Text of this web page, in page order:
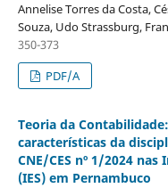
Annelise Torres da Costa,
Souza, Udo Strassburg,
350-373
PDF/A
Teoria da
características da
CNE/CES nº 1/2024
(IES) em Pernambuco